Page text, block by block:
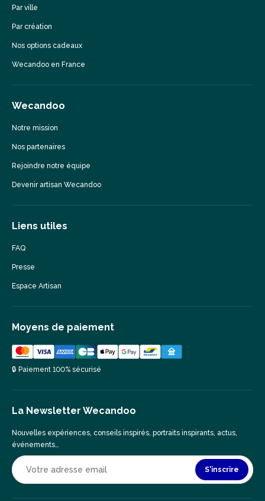
Par ville
Par création
Nos options cadeaux
Wecandoo en France
Wecandoo
Notre mission
Nos partenaires
Rejoindre notre équipe
Devenir artisan Wecandoo
Liens utiles
FAQ
Presse
Espace Artisan
Moyens de paiement
🔒 Paiement 100% sécurisé
La Newsletter Wecandoo
Nouvelles expériences, conseils inspirés, portraits inspirants, actus,
événements…
S'inscrire